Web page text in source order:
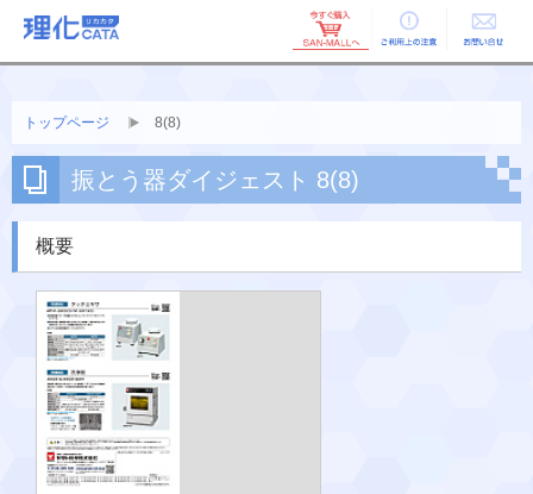
ご利用上の お問い合せ
トップページ 8(8)
振とう器ダイジェスト 8(8)
概要